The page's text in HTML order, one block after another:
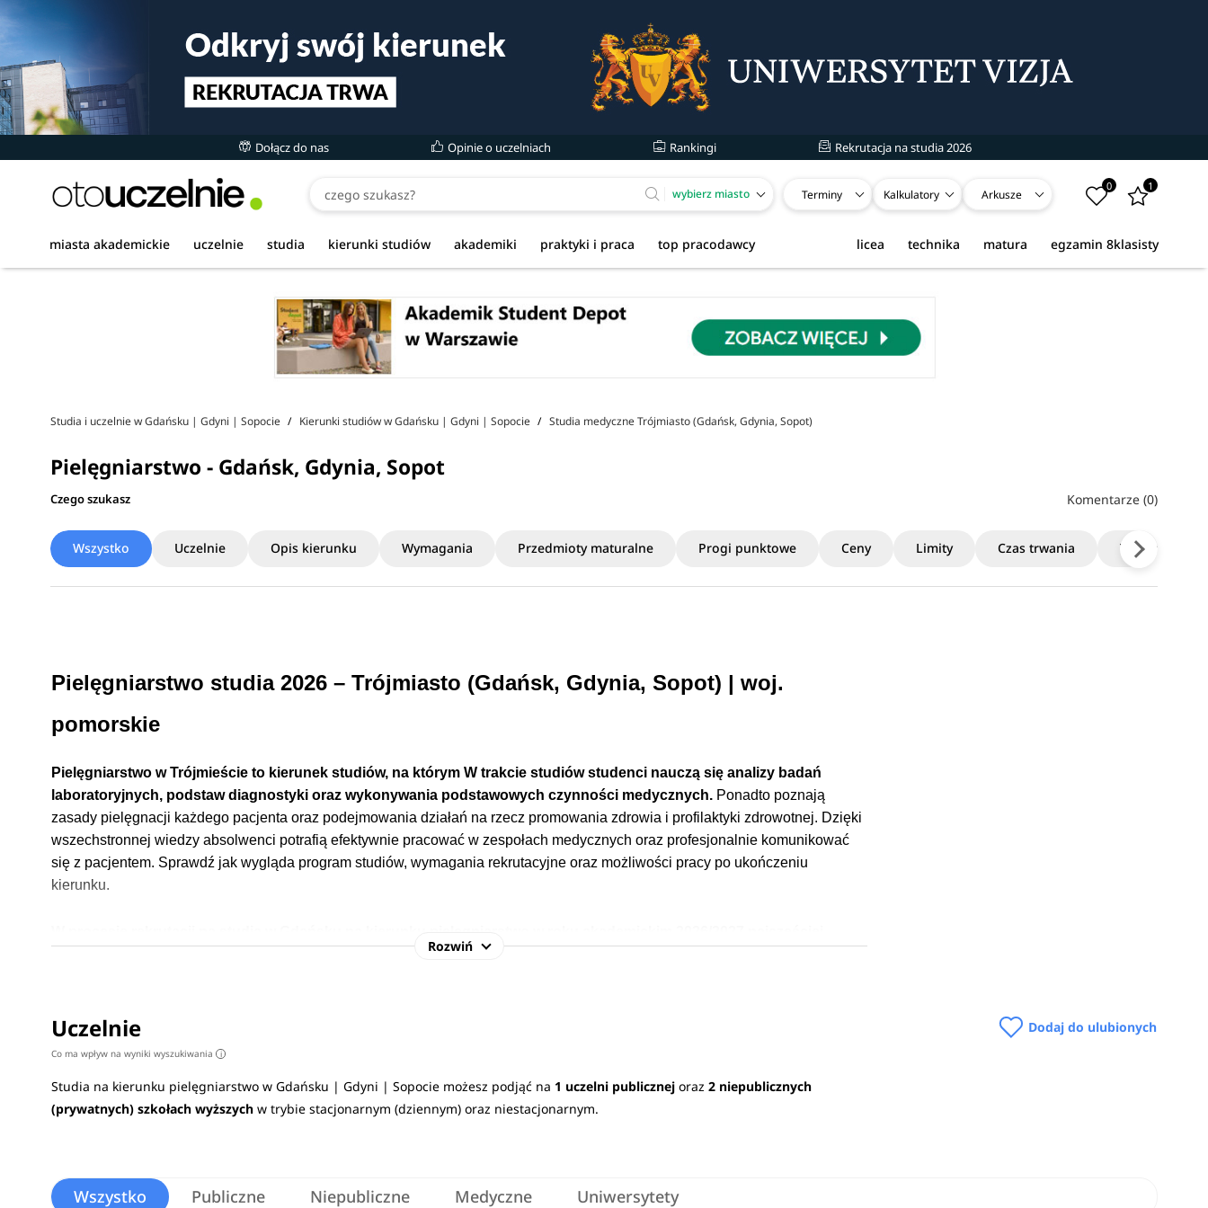
Dołącz do nas Opinie o uczelniach Rankingi Rekrutacja na studia 2026
wybierz miasto Terminy Kalkulatory Arkusze
0 1
miasta akademickie uczelnie studia kierunki studiów akademiki praktyki i praca top pracodawcy egzamin 8klasisty
matura
technika
licea
Studia i uczelnie w Gdańsku | Gdyni | Sopocie Kierunki studiów w Gdańsku | Gdyni | Sopocie Studia medyczne Trójmiasto (Gdańsk, Gdynia, Sopot)
Pielęgniarstwo - Gdańsk, Gdynia, Sopot
Czego szukasz Komentarze (0)
Wszystko Uczelnie Opis kierunku Wymagania Przedmioty maturalne Progi punktowe Ceny Limity Czas trwania Terminy
Pielęgniarstwo studia 2026 – Trójmiasto (Gdańsk, Gdynia, Sopot) | woj.
pomorskie
Pielęgniarstwo w Trójmieście to kierunek studiów, na którym W trakcie studiów studenci nauczą sięanalizy badań
laboratoryjnych, podstawdiagnostyki oraz wykonywania podstawowych czynności medycznych. Ponadto poznają
zasady pielęgnacji każdego pacjenta oraz podejmowania działań na rzecz promowania zdrowia i profilaktyki zdrowotnej. Dzięki
wszechstronnej wiedzy absolwenci potrafią efektywnie pracować w zespołach medycznych oraz profesjonalnie komunikować
się z pacjentem. Sprawdź jak wygląda program studiów, wymagania rekrutacyjne oraz możliwości pracy po ukończeniu
kierunku.
matematyka oraz fizyka.
Na czym polegają studia
paliatywna, neurologia i pielęgniarstwo neurologiczne, choroby wewnętrzne i pielęgniastwo internistyczne.
Pielęgniarstwo to kierunek, którego ukończenie daje możliwość zatrudnienia w placówkach opieki zdrowotnej,
jednostkach ratownictwa medycznego, czy hospicjach.
Absolwenci poza pracą w roli pielęgniarza mają także duże
Rozwiń
Uczelnie
Co ma wpływ na wyniki wyszukiwania i
Dodaj do ulubionych
Studia na kierunku pielęgniarstwo w Gdańsku | Gdyni | Sopocie możesz podjąć na 1 uczelni publicznej oraz2 niepublicznych
(prywatnych) szkołach wyższych w trybie stacjonarnym (dziennym) oraz niestacjonarnym.
Wszystko Publiczne Niepubliczne Medyczne Uniwersytety